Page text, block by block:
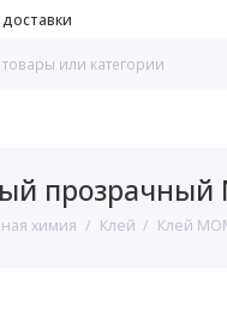
прозрачный
химия Клей Клей